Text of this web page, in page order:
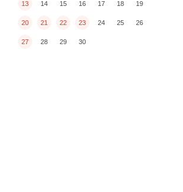
13 14 15 16 17 18 19
20 21 22 23 24 25 26
27 28 29 30